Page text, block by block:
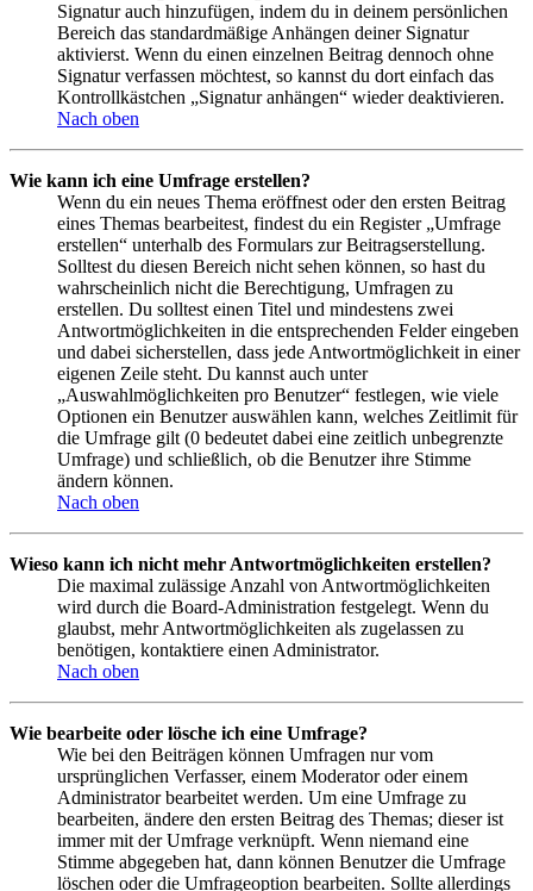
Signatur auch hinzufügen, indem du in deinem persönlichen
Bereich das standardmäßige Anhängen deiner Signatur
aktivierst. Wenn du einen einzelnen Beitrag dennoch ohne
Signatur verfassen möchtest, so kannst du dort einfach das
Kontrollkästchen „Signatur anhängen“ wieder deaktivieren.
Nach oben
Wie kann ich eine Umfrage erstellen?
Wenn du ein neues Thema eröffnest oder den ersten Beitrag
eines Themas bearbeitest, findest du ein Register „Umfrage
erstellen“ unterhalb des Formulars zur Beitragserstellung.
Solltest du diesen Bereich nicht sehen können, so hast du
wahrscheinlich nicht die Berechtigung, Umfragen zu
erstellen. Du solltest einen Titel und mindestens zwei
Antwortmöglichkeiten in die entsprechenden Felder eingeben
und dabei sicherstellen, dass jede Antwortmöglichkeit in einer
eigenen Zeile steht. Du kannst auch unter
„Auswahlmöglichkeiten pro Benutzer“ festlegen, wie viele
Optionen ein Benutzer auswählen kann, welches Zeitlimit für
die Umfrage gilt (0 bedeutet dabei eine zeitlich unbegrenzte
Umfrage) und schließlich, ob die Benutzer ihre Stimme
ändern können.
Nach oben
Wieso kann ich nicht mehr Antwortmöglichkeiten erstellen?
Die maximal zulässige Anzahl von Antwortmöglichkeiten
wird durch die Board-Administration festgelegt. Wenn du
glaubst, mehr Antwortmöglichkeiten als zugelassen zu
benötigen, kontaktiere einen Administrator.
Nach oben
Wie bearbeite oder lösche ich eine Umfrage?
Wie bei den Beiträgen können Umfragen nur vom
ursprünglichen Verfasser, einem Moderator oder einem
Administrator bearbeitet werden. Um eine Umfrage zu
bearbeiten, ändere den ersten Beitrag des Themas; dieser ist
immer mit der Umfrage verknüpft. Wenn niemand eine
Stimme abgegeben hat, dann können Benutzer die Umfrage
löschen oder die Umfrageoption bearbeiten. Sollte allerdings